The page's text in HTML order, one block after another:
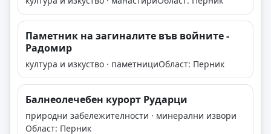
Паметник на загиналите във войните -
Радомир
култура и изкуство · паметнициОбласт: Перник
Балнеолечебен курорт Рударци
природни забележителности · минерални извори
Област: Перник